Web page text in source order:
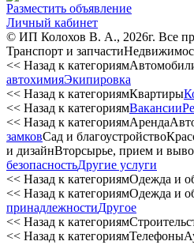
Разместить объявление
Личный кабинет
© ИП Колохов В. А., 2026г. Все
Транспорт и запчасти
<< Назад к категориям
автохимияЭкипировка
<< Назад к категориямКвартиры
<< Назад к категориямВакансии
<< Назад к категориямАренда
замковСад и благоустройство
и дизайнВторсырье, прием и
безопасностьДругие услуги
<< Назад к категориямОдежда и
<< Назад к категориямОдежда и
принадлежностиДругое
<< Назад к категориям
<< Назад к категориямТелефоны